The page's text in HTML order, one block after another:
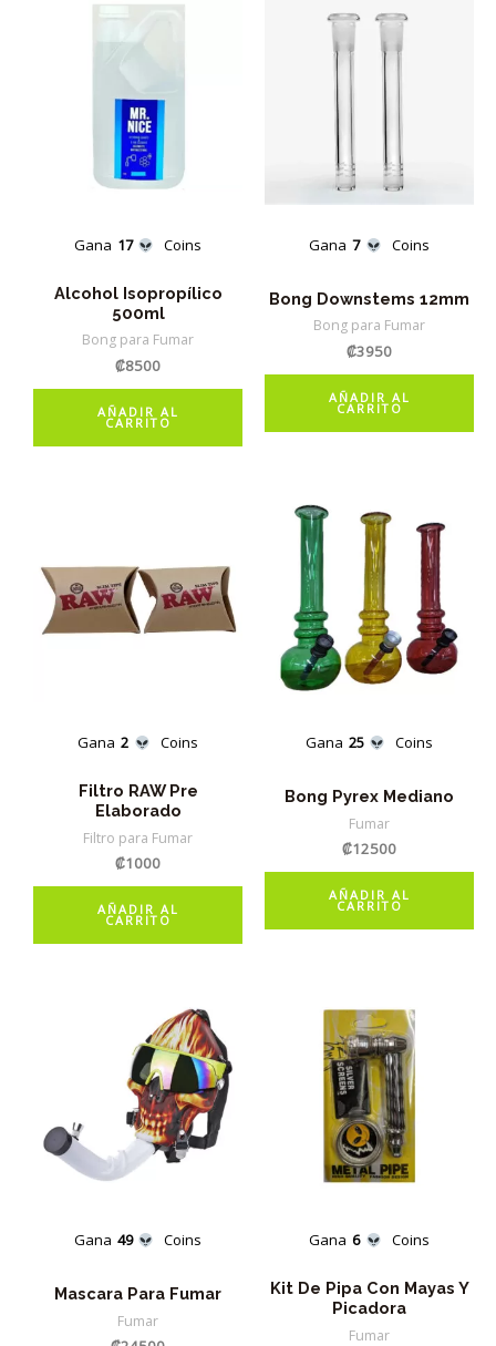
Gana 17 Coins
Alcohol Isopropílico
500ml
Bong para Fumar
₡8500
AÑADIR AL
CARRITO
Gana 7 Coins
Bong Downstems 12mm
Bong para Fumar
₡3950
AÑADIR AL
CARRITO
Gana 2 Coins
Filtro RAW Pre
Elaborado
Filtro para Fumar
₡1000
AÑADIR AL
CARRITO
Gana 25 Coins
Bong Pyrex Mediano
Fumar
₡12500
AÑADIR AL
CARRITO
Gana 49 Coins
Mascara Para Fumar
Fumar
Gana 6 Coins
Kit De Pipa Con Mayas Y
Picadora
Fumar